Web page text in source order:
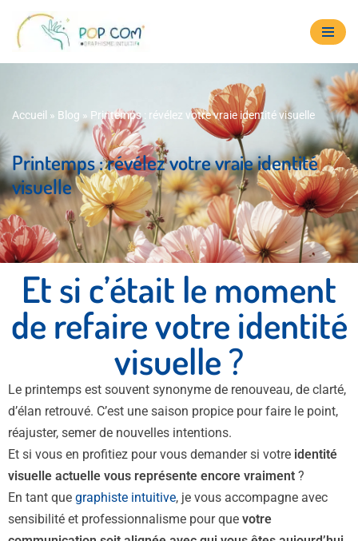
Aller
au
Accueil » Blog » Printemps : révélez votre vraie identité visuelle
Printemps : révélez votre vraie identité
visuelle
Et si c’était le moment
de refaire votre identité
visuelle ?
Le printemps est souvent synonyme de renouveau, de clarté,
d’élan retrouvé. C’est une saison propice pour faire le point,
réajuster, semer de nouvelles intentions.
Et si vous en profitiez pour vous demander si votre identité
visuelle actuelle vous représente encore vraiment ?
En tant que graphiste intuitive, je vous accompagne avec
sensibilité et professionnalisme pour que votre